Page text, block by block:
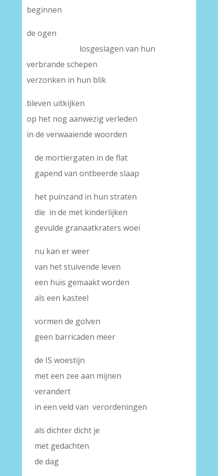
beginnen
de ogen
losgeslagen van hun
verbrande schepen
verzonken in hun blik
bleven uitkijken
op het nog aanwezig verleden
in de verwaaiende woorden
de mortiergaten in de flat
gapend van ontbeerde slaap
het puinzand in hun straten
die in de met kinderlijken
gevulde granaatkraters woei
nu kan er weer
van het stuivende leven
een huis gemaakt worden
als een kasteel
vormen de golven
geen barricaden meer
de IS woestijn
met een zee aan mijnen
verandert
in een veld van verordeningen
als dichter dicht je
met gedachten
de dag